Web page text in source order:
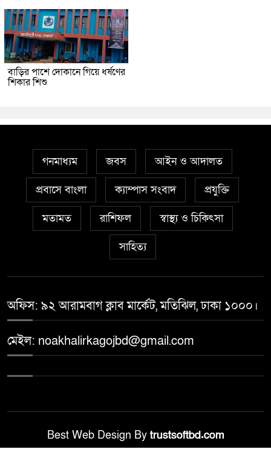
বাড়ির পাশে দোকানে গিয়ে ধর্ষণের
শিকার শিশু
গনমাধ্যম জবস আইন ও আদালত
প্রবাসে বাংলা ক্যাম্পাস সংবাদ প্রযুক্তি
মতামত রাশিফল স্বাস্থ্য ও চিকিৎসা
সাহিত্য
অফিস: ৯২ আরামবাগ ক্লাব মার্কেট, মতিঝিল, ঢাকা ১০০০।
মেইল: noakhalirkagojbd@gmail.com
Best Web Design Bytrustsoftbd.com